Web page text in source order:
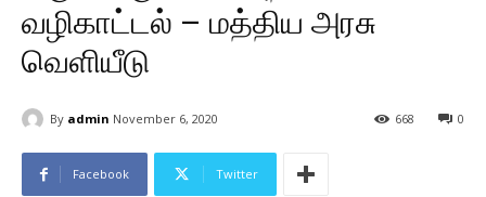
வழிகாட்டல் – மத்திய அரசு
வெளியீடு
By admin November 6, 2020 0
668
Facebook Twitter